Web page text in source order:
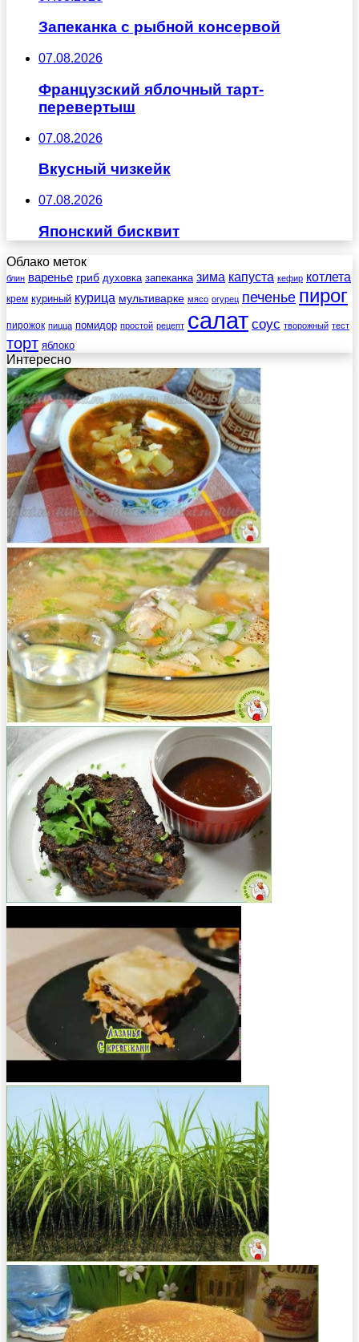
Запеканка с рыбной консервой
07.08.2026
Французский яблочный тарт-
перевертыш
07.08.2026
Вкусный чизкейк
07.08.2026
Японский бисквит
Облако меток
блин варенье гриб духовка запеканка зима капуста кефир котлета
крем куриный курица мультиварке мясо огурец печенье пирог
пирожок пицца помидор простой рецепт салат соус творожный тест
торт яблоко
Интересно